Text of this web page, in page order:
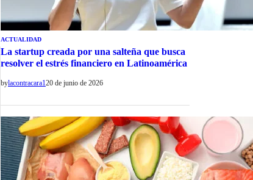
ACTUALIDAD
La startup creada por una salteña que busca
resolver el estrés financiero en Latinoamérica
bylacontracara120 de junio de 2026